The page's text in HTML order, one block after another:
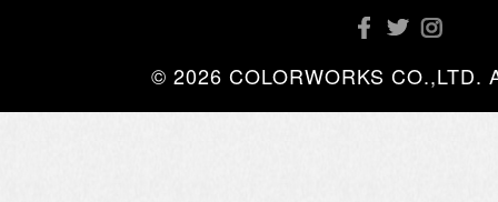
© 2026 COLORWORKS CO.,LTD.